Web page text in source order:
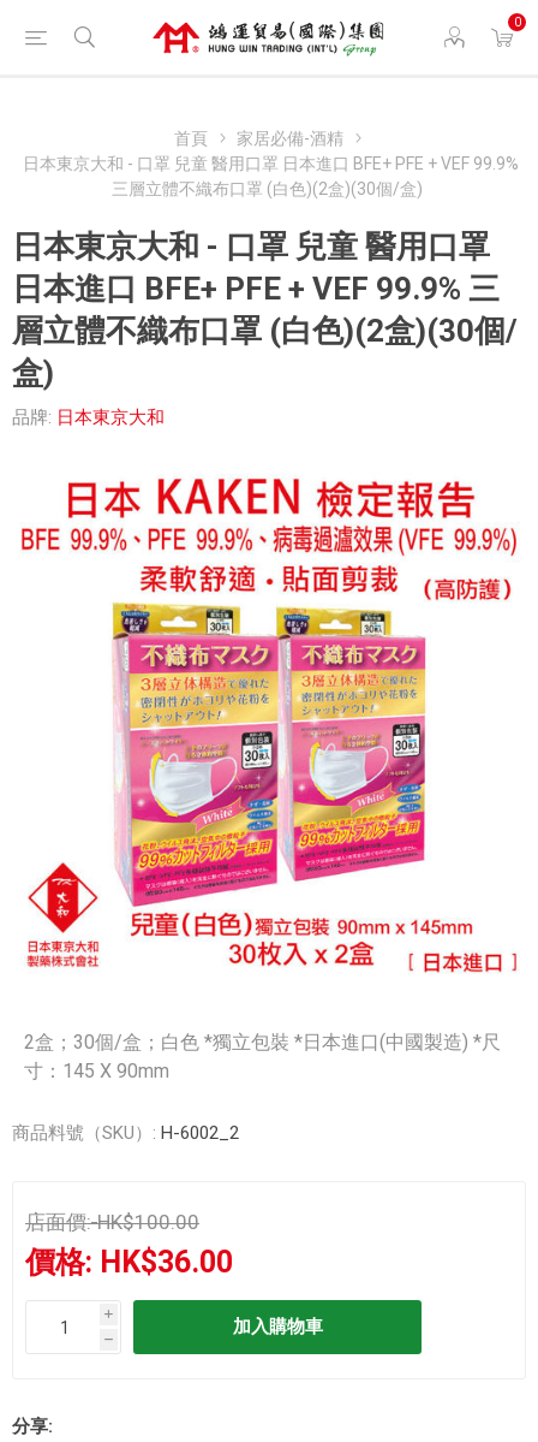
0
首頁
家居必備-酒精
日本東京大和 - 口罩 兒童 醫用口罩 日本進口 BFE+ PFE + VEF 99.9%
三層立體不織布口罩 (白色)(2盒)(30個/盒)
日本東京大和 - 口罩 兒童 醫用口罩
日本進口 BFE+ PFE + VEF 99.9% 三
層立體不織布口罩 (白色)(2盒)(30個/
盒)
品牌: 日本東京大和
2盒；30個/盒；白色 *獨立包裝 *日本進口(中國製造) *尺
寸：145 X 90mm
商品料號（SKU）: H-6002_2
店面價: HK$100.00
價格: HK$36.00
i
h
分享: